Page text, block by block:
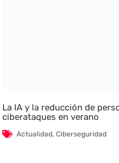
La IA y la reducción de
ciberataques en verano
Actualidad,Ciberseguridad